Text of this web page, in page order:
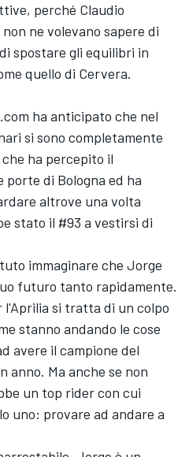
perché Claudio
ne volevano sapere di
spostare gli equilibri in
quello di Cervera.
ha anticipato che nel
si sono completamente
ha percepito il
di Bologna ed ha
altrove una volta
stato il #93 a vestirsi di
immaginare che Jorge
futuro tanto rapidamente.
l'Aprilia si tratta di un colpo
stanno andando le cose
avere il campione del
anno. Ma anche se non
un top rider con cui
uno: provare ad andare a